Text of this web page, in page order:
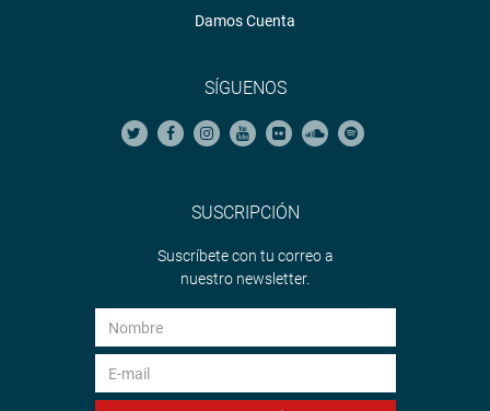
Damos Cuenta
SÍGUENOS
SUSCRIPCIÓN
Suscríbete con tu correo a
nuestro newsletter.